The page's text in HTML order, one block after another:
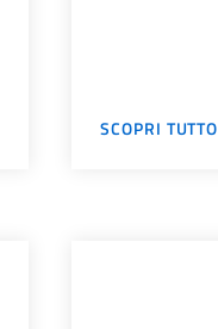
SCOPRI TUTTO